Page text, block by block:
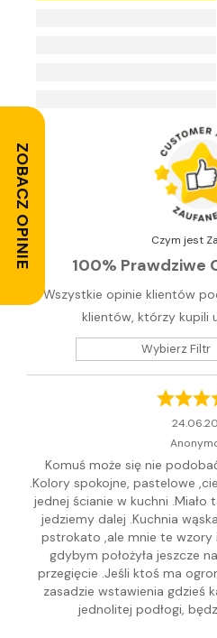
Czym jest
100% Prawdziwe
Wszystkie opinie klientów
klientów, którzy kupili
Wybierz Filtr
Komuś może się nie
.Kolory spokojne, pastelowe
jednej ścianie w kuchni .Miało
jedziemy dalej .Kuchnia
pstrokato ,ale mnie te wzory
gdybym położyła jeszcze
przegięcie .Jeśli ktoś ma
zasadzie wstawienia gdzieś
jednolitej podłogi,
ZOBACZ OPINIE